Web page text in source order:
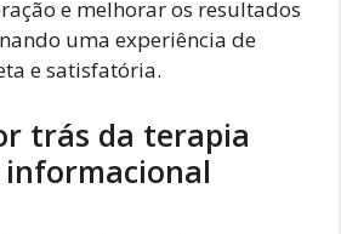
e melhorar os resultados
uma experiência de
e satisfatória.
trás da terapia